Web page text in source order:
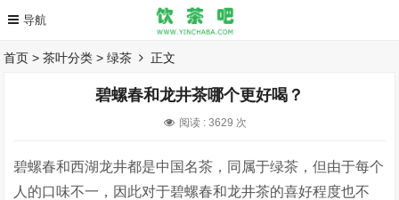
首页 >茶叶分类 >绿茶 正文
碧螺春和龙井茶哪个更好喝？
阅读 :3629 次
碧螺春和西湖龙井都是中国名茶，同属于绿茶，但由于每个
人的口味不一，因此对于碧螺春和龙井茶的喜好程度也不